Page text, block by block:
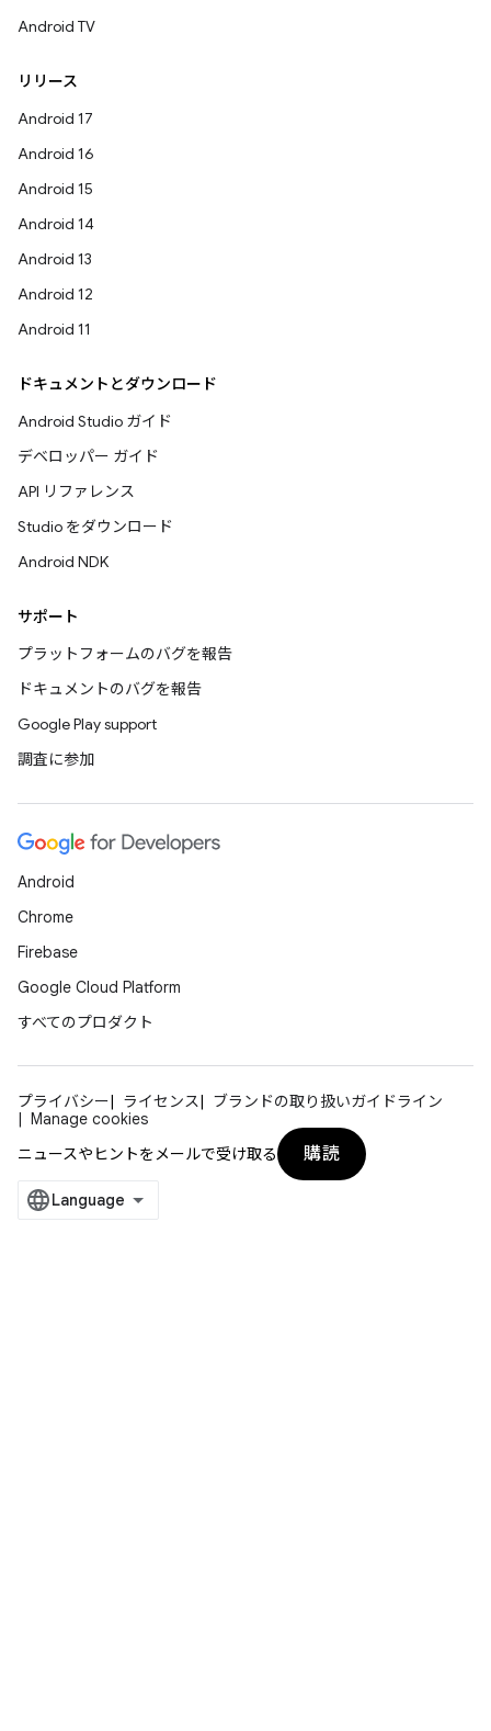
Android TV
リリース
Android 17
Android 16
Android 15
Android 14
Android 13
Android 12
Android 11
ドキュメントとダウンロード
Android Studio ガイド
デベロッパー ガイド
API リファレンス
Studio をダウンロード
Android NDK
サポート
プラットフォームのバグを報告
ドキュメントのバグを報告
Google Play support
調査に参加
Android
Chrome
Firebase
Google Cloud Platform
すべてのプロダクト
プライバシー ライセンス
ブランドの取り扱いガイドライン
Manage cookies
ニュースやヒントをメールで受け取る
購読